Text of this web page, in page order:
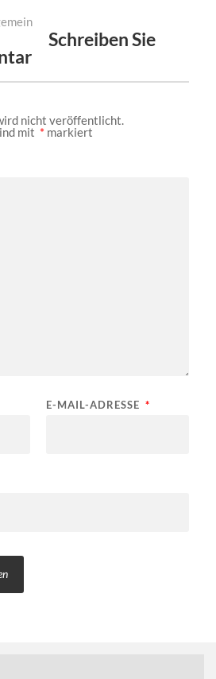
Schreiben Sie
nicht veröffentlicht.
mit * markiert
E-MAIL-ADRESSE *